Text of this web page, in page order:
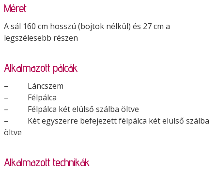
Méret
A sál 160 cm hosszú (bojtok nélkül) és 27 cm a
legszélesebb részen
Alkalmazott pálcák
– Láncszem
– Félpálca
– Félpálca két elülső szálba öltve
– Két egyszerre befejezett félpálca két elülső szálba
öltve
Alkalmazott technikák